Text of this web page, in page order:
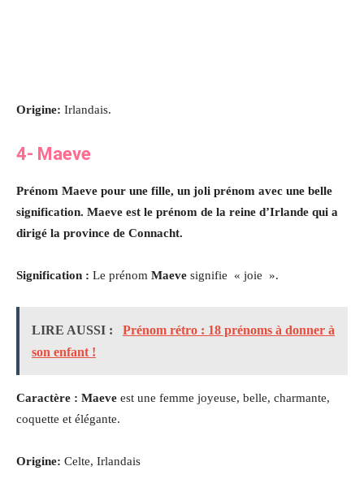
Origine: Irlandais.
4- Maeve
Prénom Maeve pour une fille, un joli prénom avec une belle
signification. Maeve est le prénom de la reine d’Irlande qui a
dirigé la province de Connacht.
Signification : Le prénom Maeve signifie « joie ».
LIRE AUSSI :
Prénom rétro : 18 prénoms à donner à
son enfant !
Caractère : Maeve est une femme joyeuse, belle, charmante,
coquette et élégante.
Origine: Celte, Irlandais